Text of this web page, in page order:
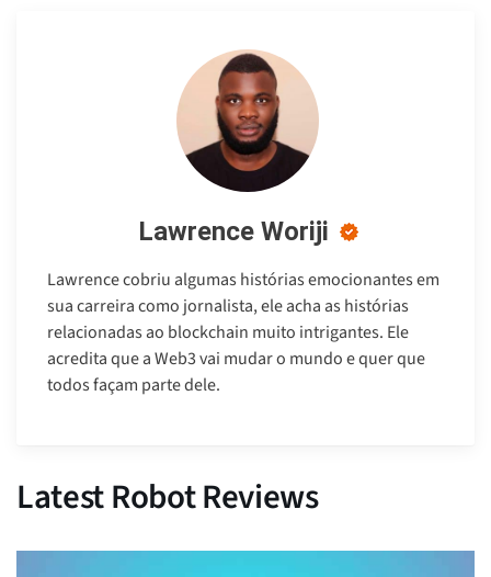
Lawrence Woriji
Lawrence cobriu algumas histórias emocionantes em
sua carreira como jornalista, ele acha as histórias
relacionadas ao blockchain muito intrigantes. Ele
acredita que a Web3 vai mudar o mundo e quer que
todos façam parte dele.
Latest Robot Reviews